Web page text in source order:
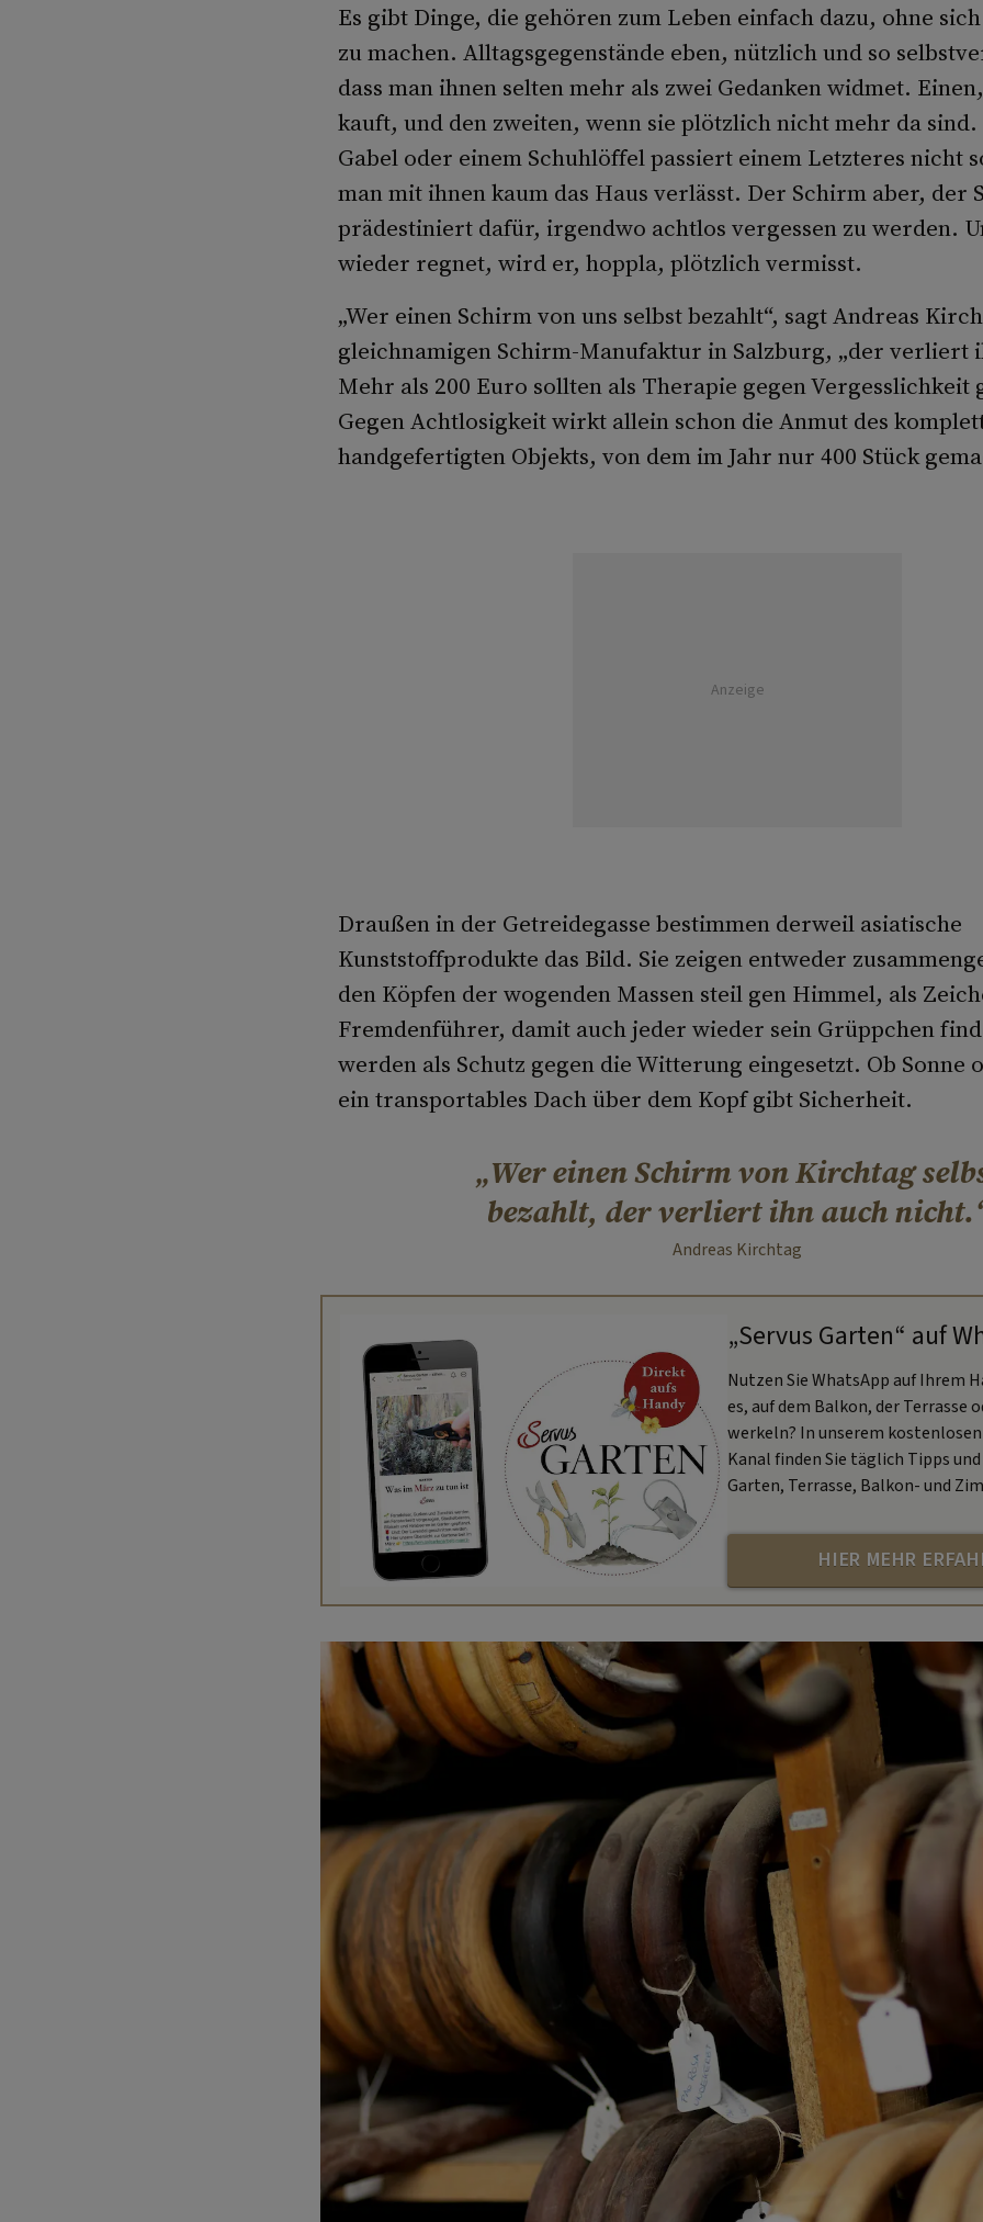
Es gibt Dinge, die gehören zum Leben einfach dazu, ohne
zu machen. Alltagsgegenstände eben, nützlich und so
dass man ihnen selten mehr als zwei Gedanken widmet.
kauft, und den zweiten, wenn sie plötzlich nicht mehr da
Gabel oder einem Schuhlöffel passiert einem Letzteres nicht
man mit ihnen kaum das Haus verlässt. Der Schirm aber, der
prädestiniert dafür, irgendwo achtlos vergessen zu werden.
wieder regnet, wird er, hoppla, plötzlich vermisst.
„Wer einen Schirm von uns selbst bezahlt“, sagt Andreas
gleichnamigen Schirm-Manufaktur in Salzburg, „der verliert
Mehr als 200 Euro sollten als Therapie gegen Vergesslichkeit
Gegen Achtlosigkeit wirkt allein schon die Anmut des
handgefertigten Objekts, von dem im Jahr nur 400 Stück
Anzeige
Draußen in der Getreidegasse bestimmen derweil asiatische
Kunststoffprodukte das Bild. Sie zeigen entweder
den Köpfen der wogenden Massen steil gen Himmel, als
Fremdenführer, damit auch jeder wieder sein Grüppchen
werden als Schutz gegen die Witterung eingesetzt. Ob Sonne
ein transportables Dach über dem Kopf gibt Sicherheit.
Wer einen Schirm von Kirchtag
bezahlt, der verliert ihn auch nicht.
Andreas Kirchtag
„Servus Garten“ auf
Nutzen Sie WhatsApp auf Ihrem
es, auf dem Balkon, der Terrasse
werkeln? In unserem
Kanal finden Sie täglich Tipps
Garten, Terrasse, Balkon- und
HIER MEHR